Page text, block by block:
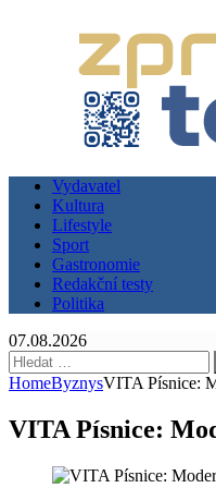
Vydavatel
Kultura
Lifestyle
Sport
Gastronomie
Redakční testy
Politika
07.08.2026
Vyhledávání
HomeByznysVITA Písnice:
VITA Písnice: